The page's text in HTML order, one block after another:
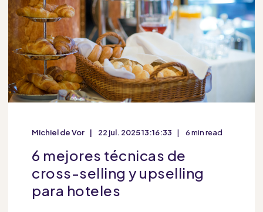
Michiel de Vor 22 jul. 2025 13:16:33 6 min read
6 mejores técnicas de
cross-selling y upselling
para hoteles